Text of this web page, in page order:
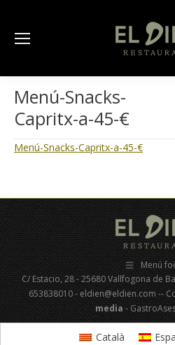
Menú-Snacks-
Capritx-a-45-€
Menú-Snacks-Capritx-a-45-€
Menú
C/ Estacio, 28 - 25680 Vallfogona de
653838010 - eldien@eldien.com --
media-
Català